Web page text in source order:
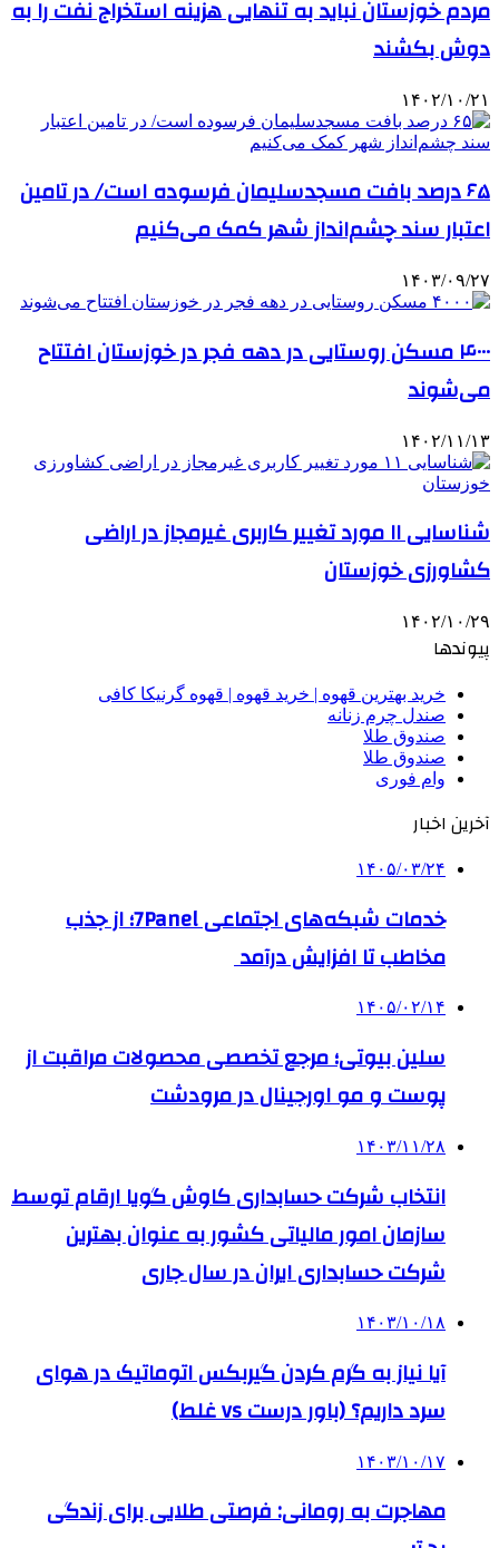
مردم خوزستان نباید به تنهایی هزینه استخراج نفت را به
دوش بکشند
۱۴۰۲/۱۰/۲۱
۶۵ درصد بافت مسجدسلیمان فرسوده است/ در تامین
اعتبار سند چشم‌انداز شهر کمک می‌کنیم
۱۴۰۳/۰۹/۲۷
۴۰۰۰ مسکن روستایی در دهه فجر در خوزستان افتتاح
می‌شوند
۱۴۰۲/۱۱/۱۳
شناسایی ۱۱ مورد تغییر کاربری غیرمجاز در اراضی
کشاورزی خوزستان
۱۴۰۲/۱۰/۲۹
پیوندها
خرید بهترین قهوه | خرید قهوه | قهوه گرنیکا کافی
صندل چرم زنانه
صندوق طلا
صندوق طلا
وام فوری
آخرین اخبار
۱۴۰۵/۰۳/۲۴
خدمات شبکه‌های اجتماعی 7Panel؛ از جذب
مخاطب تا افزایش درآمد
۱۴۰۵/۰۲/۱۴
سلین بیوتی؛ مرجع تخصصی محصولات مراقبت از
پوست و مو اورجینال در مرودشت
۱۴۰۳/۱۱/۲۸
انتخاب شرکت حسابداری کاوش گویا ارقام توسط
سازمان امور مالیاتی کشور به عنوان بهترین
شرکت حسابداری ایران در سال جاری
۱۴۰۳/۱۰/۱۸
آیا نیاز به گرم کردن گیربکس اتوماتیک در هوای
سرد داریم؟ (باور درست vs غلط)
۱۴۰۳/۱۰/۱۷
مهاجرت به رومانی: فرصتی طلایی برای زندگی